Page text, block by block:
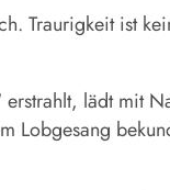
Traurigkeit ist
erstrahlt, lädt mit
Lobgesang